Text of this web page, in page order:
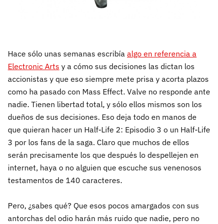
Hace sólo unas semanas escribía algo en referencia a
Electronic Arts y a cómo sus decisiones las dictan los
accionistas y que eso siempre mete prisa y acorta plazos
como ha pasado con Mass Effect. Valve no responde ante
nadie. Tienen libertad total, y sólo ellos mismos son los
dueños de sus decisiones. Eso deja todo en manos de
que quieran hacer un Half-Life 2: Episodio 3 o un Half-Life
3 por los fans de la saga. Claro que muchos de ellos
serán precisamente los que después lo despellejen en
internet, haya o no alguien que escuche sus venenosos
testamentos de 140 caracteres.
Pero, ¿sabes qué? Que esos pocos amargados con sus
antorchas del odio harán más ruido que nadie, pero no